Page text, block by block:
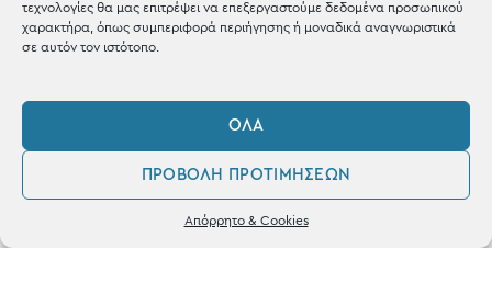
τεχνολογίες θα μας επιτρέψει να επεξεργαστούμε δεδομένα προσωπικού
χαρακτήρα, όπως συμπεριφορά περιήγησης ή μοναδικά αναγνωριστικά
σε αυτόν τον ιστότοπο.
ΌΛΑ
ΠΡΟΒΟΛΉ ΠΡΟΤΙΜΉΣΕΩΝ
Απόρρητο & Cookies
ΚΑΤΑΣΤΗΜΑ
Σταθά 17, 38221 Βόλος
2421 217300
Δευ / Τετ / Σαβ: 09:00 - 15:00
0